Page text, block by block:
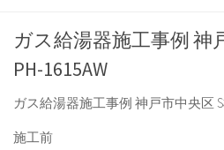
ガス給湯器施工事例 神
PH-1615AW
ガス給湯器施工事例 神戸市中央区 S
施工前